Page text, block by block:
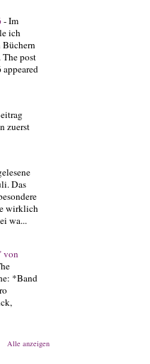
-Im
ich
Büchern
post
zuerst
Das
wirklich
wa...
von
*Band
Alle anzeigen